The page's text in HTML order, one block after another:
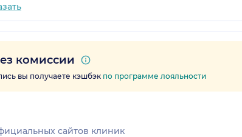
комиссии
вы получаете кэшбэк по программе лояльности
сайтов клиник